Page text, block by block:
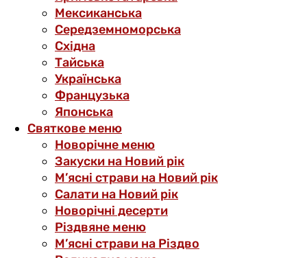
Мексиканська
Середземноморська
Східна
Тайська
Українська
Французька
Японська
Святкове меню
Новорічне меню
Закуски на Новий рік
М’ясні страви на Новий рік
Салати на Новий рік
Новорічні десерти
Різдвяне меню
М’ясні страви на Різдво